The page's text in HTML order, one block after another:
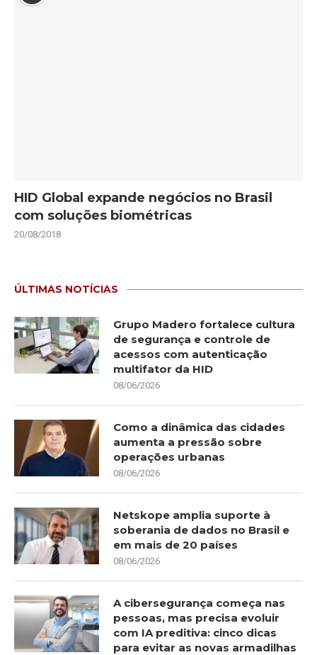
HID Global expande negócios no Brasil
com soluções biométricas
20/08/2018
ÚLTIMAS NOTÍCIAS
Grupo Madero fortalece cultura
de segurança e controle de
acessos com autenticação
multifator da HID
08/06/2026
Como a dinâmica das cidades
aumenta a pressão sobre
operações urbanas
08/06/2026
Netskope amplia suporte à
soberania de dados no Brasil e
em mais de 20 países
08/06/2026
A cibersegurança começa nas
pessoas, mas precisa evoluir
com IA preditiva: cinco dicas
para evitar as novas armadilhas